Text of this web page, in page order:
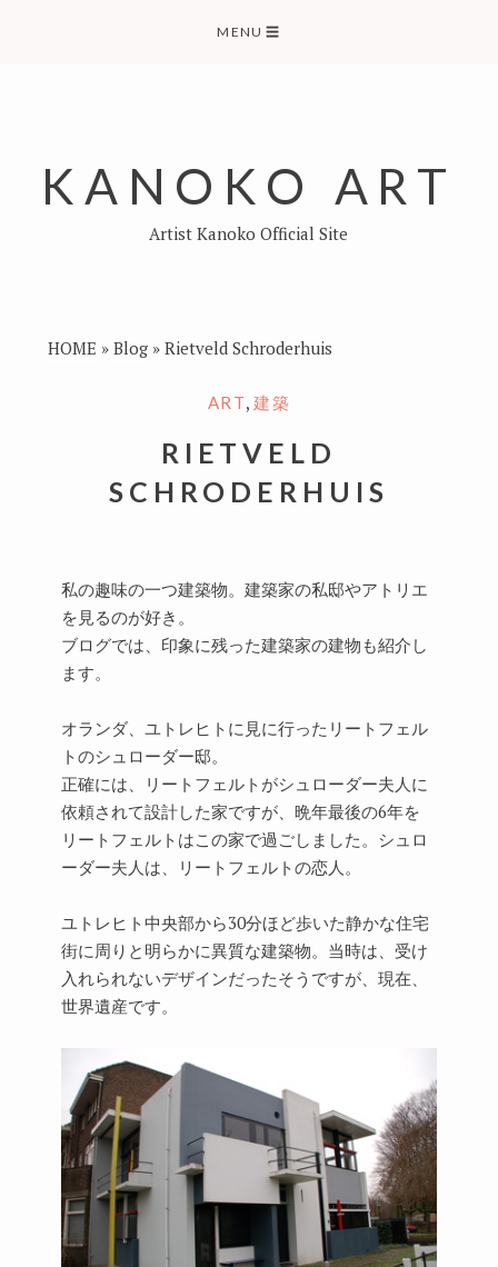
MENU☰
KANOKO ART
Artist Kanoko Official Site
HOME » Blog» Rietveld Schroderhuis
ART,建築
RIETVELD
SCHRODERHUIS
私の趣味の一つ建築物。建築家の私邸やアトリエ
を見るのが好き。
ブログでは、印象に残った建築家の建物も紹介し
ます。
オランダ、ユトレヒトに見に行ったリートフェル
トのシュローダー邸。
正確には、リートフェルトがシュローダー夫人に
依頼されて設計した家ですが、晩年最後の6年を
リートフェルトはこの家で過ごしました。シュロ
ーダー夫人は、リートフェルトの恋人。
ユトレヒト中央部から30分ほど歩いた静かな住宅
街に周りと明らかに異質な建築物。当時は、受け
入れられないデザインだったそうですが、現在、
世界遺産です。